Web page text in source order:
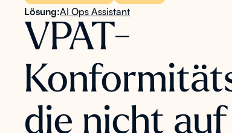
Lösung:AI Ops Assistant
VPAT-
die nicht